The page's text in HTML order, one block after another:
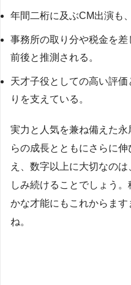
年間二桁に及ぶCM出演も
事務所の取り分や税金を
前後と推測される。
天才子役としての高い評
りを支えている。
実力と人気を兼ね備えた
らの成長とともにさらに
え、数字以上に大切なの
しみ続けることでしょう
かな才能にもこれからま
ね。